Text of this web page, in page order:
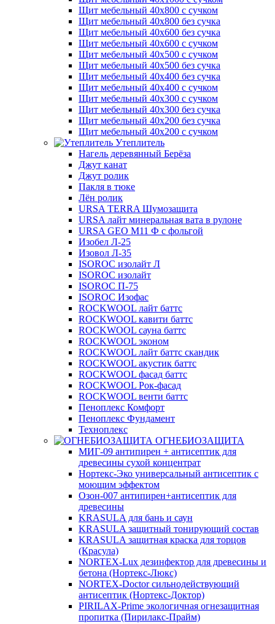
Щит мебельный 40х800 с сучком
Щит мебельный 40х800 без сучка
Щит мебельный 40х600 без сучка
Щит мебельный 40х600 с сучком
Щит мебельный 40х500 с сучком
Щит мебельный 40х500 без сучка
Щит мебельный 40х400 без сучка
Щит мебельный 40х400 с сучком
Щит мебельный 40х300 с сучком
Щит мебельный 40х300 без сучка
Щит мебельный 40х200 без сучка
Щит мебельный 40х200 с сучком
Утеплитель
Нагель деревянный Берёза
Джут канат
Джут ролик
Пакля в тюке
Лён ролик
URSA TERRA Шумозащита
URSA лайт минеральная вата в рулоне
URSA GEO M11 Ф с фольгой
Изобел Л-25
Изовол Л-35
ISOROC изолайт Л
ISOROC изолайт
ISOROC П-75
ISOROC Изофас
ROCKWOOL лайт баттс
ROCKWOOL кавити баттс
ROCKWOOL сауна баттс
ROCKWOOL эконом
ROCKWOOL лайт баттс скандик
ROCKWOOL акустик баттс
ROCKWOOL фасад баттс
ROCKWOOL Рок-фасад
ROCKWOOL венти баттс
Пеноплекс Комфорт
Пеноплекс Фундамент
Техноплекс
ОГНЕБИОЗАЩИТА
МИГ-09 антипирен + антисептик для
древесины сухой концентрат
Нортекс-Эко универсальный антисептик с
моющим эффектом
Озон-007 антипирен+антисептик для
древесины
KRASULA для бань и саун
KRASULA защитный тонирующий состав
KRASULA защитная краска для торцов
(Красула)
NORTEX-Lux дезинфектор для древесины и
бетона (Нортекс-Люкс)
NORTEX-Doctor сильнодействующий
антисептик (Нортекс-Доктор)
PIRILAX-Prime экологичная огнезащитная
пропитка (Пирилакс-Прайм)